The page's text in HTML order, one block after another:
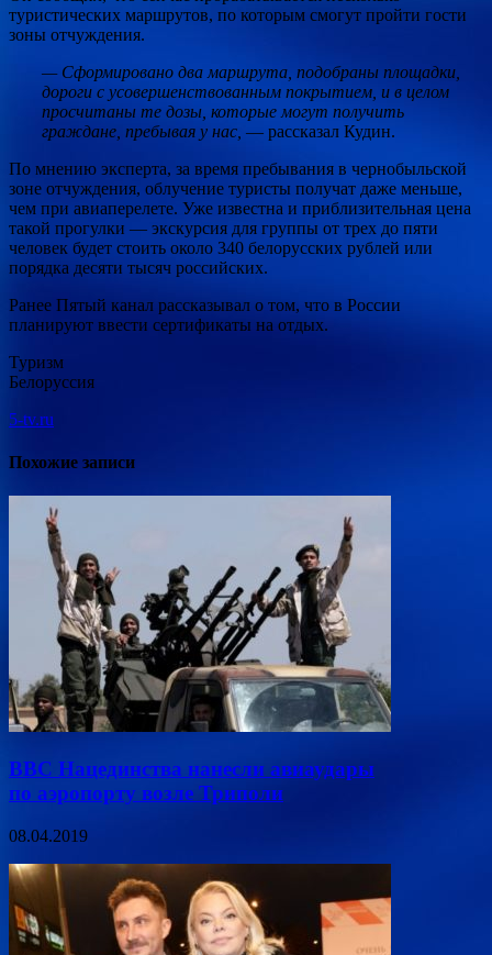
туристических маршрутов, по которым смогут пройти гости
зоны отчуждения.
— Сформировано два маршрута, подобраны площадки,
дороги с усовершенствованным покрытием, и в целом
просчитаны те дозы, которые могут получить
граждане, пребывая у нас, — рассказал Кудин.
По мнению эксперта, за время пребывания в чернобыльской
зоне отчуждения, облучение туристы получат даже меньше,
чем при авиаперелете. Уже известна и приблизительная цена
такой прогулки — экскурсия для группы от трех до пяти
человек будет стоить около 340 белорусских рублей или
порядка десяти тысяч российских.
Ранее Пятый канал рассказывал о том, что в России
планируют ввести сертификаты на отдых.
Туризм
Белоруссия
5-tv.ru
Похожие записи
ВВС Нацединства нанесли авиаудары
по аэропорту возле Триполи
08.04.2019